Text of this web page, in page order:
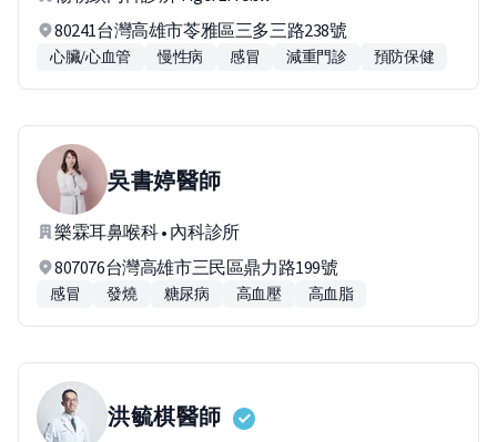
80241台灣高雄市苓雅區三多三路238號
心臟/心血管 慢性病 感冒 減重門診 預防保健
吳書婷醫師
樂霖耳鼻喉科 • 內科診所
807076台灣高雄市三民區鼎力路199號
感冒 發燒 糖尿病 高血壓 高血脂
洪毓棋醫師